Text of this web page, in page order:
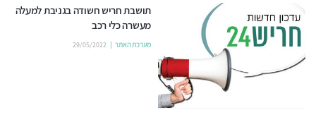
תושבת חריש חשודה בגניבת למעלה
מעשרה כלי רכב
מערכת האתר 29/05/2022